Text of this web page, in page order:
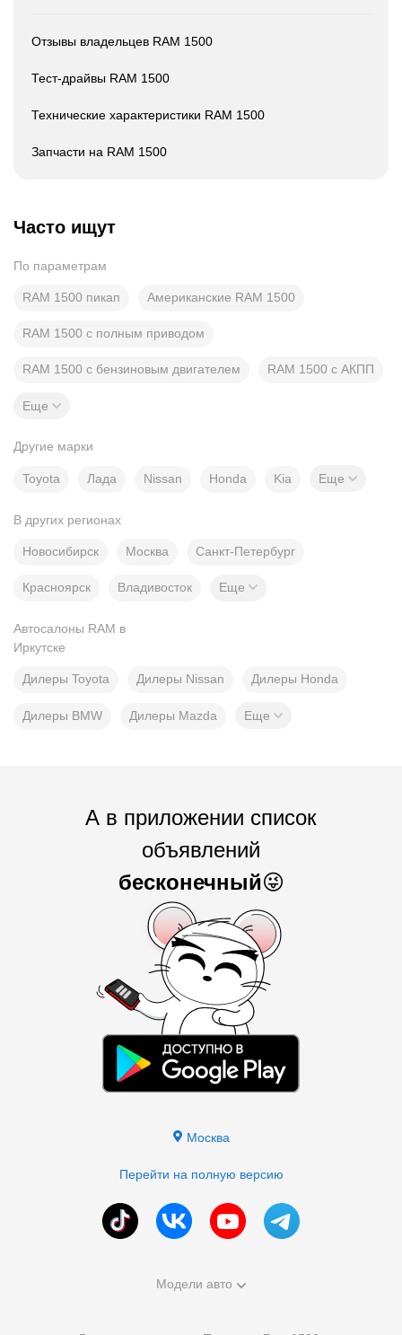
Отзывы владельцев RAM 1500
Тест-драйвы RAM 1500
Технические характеристики RAM 1500
Запчасти на RAM 1500
Часто ищут
По параметрам
RAM 1500 пикап Американские RAM 1500
RAM 1500 с полным приводом
RAM 1500 с бензиновым двигателем RAM 1500 с АКПП
Еще
Другие марки
Toyota Лада Nissan Honda Kia Еще
В других регионах
Новосибирск Москва Санкт-Петербург
Красноярск Владивосток Еще
Автосалоны RAM в
Иркутске
Дилеры Toyota Дилеры Nissan Дилеры Honda
Дилеры BMW Дилеры Mazda Еще
А в приложении список
объявлений
бесконечный😜
Москва
Перейти на полную версию
Модели авто